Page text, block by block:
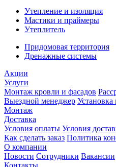
Утепление и изоляция
Мастики и праймеры
Утеплитель
Придомовая территория
Дренажные системы
Акции
Услуги
Монтаж кровли и фасадов
Выездной менеджер
Монтаж
Доставка
Условия оплаты Условия
Как сделать заказ Политика
О компании
Новости Сотрудники Вакансии
Контакты